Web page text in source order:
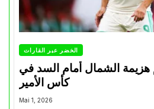
الخضر عبر القارات
الشمال أمام السد في
كأس الأمير
Mai 1, 2026